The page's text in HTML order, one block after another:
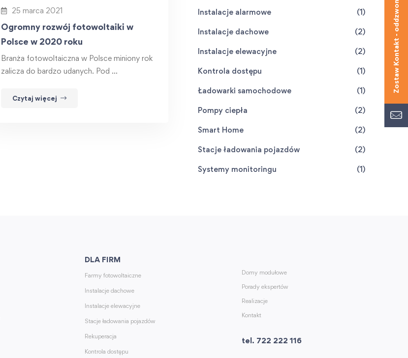
25 marca 2021
Ogromny rozwój fotowoltaiki w
Polsce w 2020 roku
Branża fotowoltaiczna w Polsce miniony rok
zalicza do bardzo udanych. Pod …
Czytaj więcej
Instalacje alarmowe (1)
Instalacje dachowe (2)
Instalacje elewacyjne (2)
Kontrola dostępu (1)
Ładowarki samochodowe (1)
Pompy ciepła (2)
Smart Home (2)
Stacje ładowania pojazdów (2)
Systemy monitoringu (1)
DLA FIRM
Farmy fotowoltaiczne
Instalacje dachowe
Instalacje elewacyjne
Stacje ładowania pojazdów
Rekuperacja
Kontrola dostępu
Domy modułowe
Porady ekspertów
Realizacje
Kontakt
tel. 722 222 116